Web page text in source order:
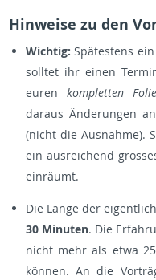
Hinweise zu den
Wichtig: Spätestens
solltet ihr einen
euren kompletten
daraus Änderungen
(nicht die Ausnahme).
ein ausreichend
einräumt.
Die Länge der
30 Minuten. Die
nicht mehr als etwa
können. An die